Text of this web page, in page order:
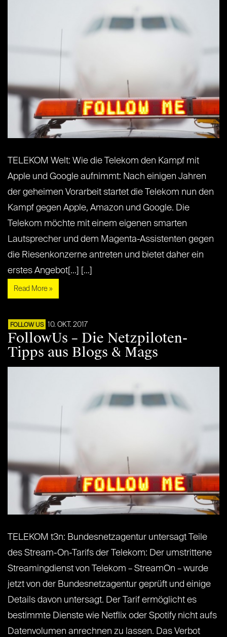
TELEKOM Welt: Wie die Telekom den Kampf mit
Apple und Google aufnimmt: Nach einigen Jahren
der geheimen Vorarbeit startet die Telekom nun den
Kampf gegen Apple, Amazon und Google. Die
Telekom möchte mit einem eigenen smarten
Lautsprecher und dem Magenta-Assistenten gegen
die Riesenkonzerne antreten und bietet daher ein
erstes Angebot[...] [...]
Read More »
FOLLOW US 10. OKT. 2017
FollowUs – Die Netzpiloten-
Tipps aus Blogs & Mags
TELEKOM t3n: Bundesnetzagentur untersagt Teile
des Stream-On-Tarifs der Telekom: Der umstrittene
Streamingdienst von Telekom – StreamOn – wurde
jetzt von der Bundesnetzagentur geprüft und einige
Details davon untersagt. Der Tarif ermöglicht es
bestimmte Dienste wie Netflix oder Spotify nicht aufs
Datenvolumen anrechnen zu lassen. Das Verbot